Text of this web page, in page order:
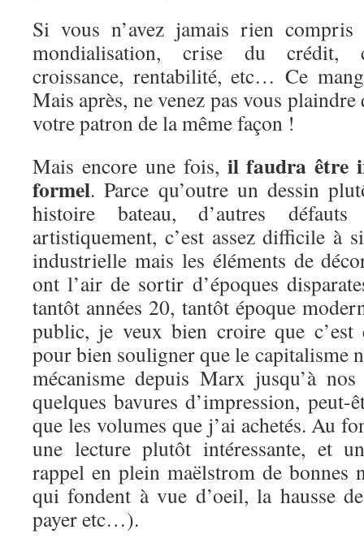
Si vous n’avez jamais rien
mondialisation, crise du crédit,
croissance, rentabilité, etc… Ce
Mais après, ne venez pas vous
votre patron de la même façon !
Mais encore une fois, il faudra être
formel. Parce qu’outre un dessin
histoire bateau, d’autres
artistiquement, c’est assez difficile à
industrielle mais les éléments de
ont l’air de sortir d’époques
tantôt années 20, tantôt époque
public, je veux bien croire que c’est
pour bien souligner que le capitalisme
mécanisme depuis Marx jusqu’à
quelques bavures d’impression, peut-
que les volumes que j’ai achetés. Au
une lecture plutôt intéressante, et
rappel en plein maëlstrom de bonnes
qui fondent à vue d’oeil, la hausse
payer etc…).